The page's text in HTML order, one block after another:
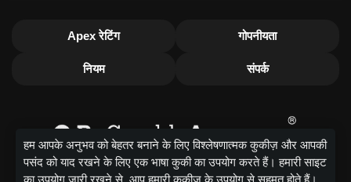
Apex रेटिंग गोपनीयता
नियम संपर्क
हम आपके अनुभव को बेहतर बनाने के लिए विश्लेषणात्मक कुकीज़ और आपकी
पसंद को याद रखने के लिए एक भाषा कुकी का उपयोग करते हैं। हमारी साइट
का उपयोग जारी रखने से, आप हमारी कुकीज़ के उपयोग से सहमत होते हैं।